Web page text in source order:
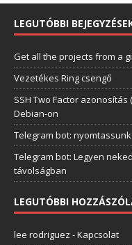
LEGUTÓBBI
Get all the projects from a
Vezetékes Ring csengő
SSH Two Factor azonosítás
Debian-on
Telegram bot:
Telegram bot: Legyen
távolságban
LEGUTÓBBI
lee rodriguez -Kapcsolat